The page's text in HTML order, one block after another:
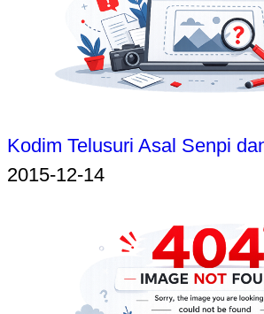
Kodim Telusuri Asal Senpi
2015-12-14